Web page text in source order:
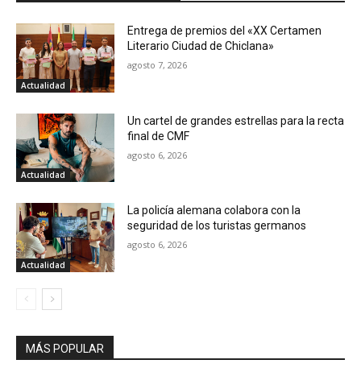
Actualidad
Entrega de premios del «XX Certamen
Literario Ciudad de Chiclana»
agosto 7, 2026
Actualidad
Un cartel de grandes estrellas para la recta
final de CMF
agosto 6, 2026
Actualidad
La policía alemana colabora con la
seguridad de los turistas germanos
agosto 6, 2026
MÁS POPULAR